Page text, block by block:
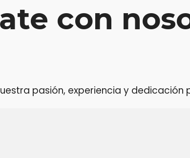
con
pasión, experiencia y